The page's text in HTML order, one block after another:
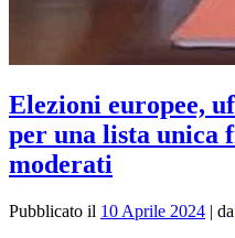
Elezioni europee,
per una lista unica
moderati
Pubblicato il 10 Aprile 2024 | da